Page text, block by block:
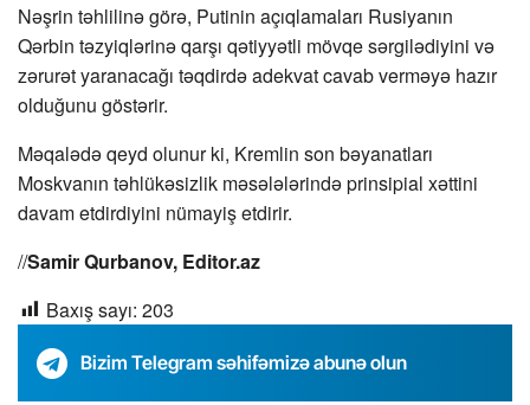
Nəşrin təhlilinə görə, Putinin açıqlamaları Rusiyanın
Qərbin təzyiqlərinə qarşı qətiyyətli mövqe sərgilədiyini və
zərurət yaranacağı təqdirdə adekvat cavab verməyə hazır
olduğunu göstərir.
Məqalədə qeyd olunur ki, Kremlin son bəyanatları
Moskvanın təhlükəsizlik məsələlərində prinsipial xəttini
davam etdirdiyini nümayiş etdirir.
//Samir Qurbanov, Editor.az
Baxış sayı: 203
Bizim Telegram səhifəmizə abunə olun